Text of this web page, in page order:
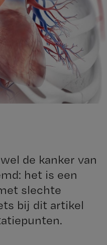
de kanker van
het is een
slechte
bij dit artikel